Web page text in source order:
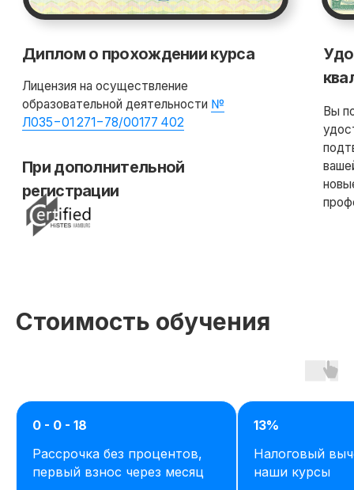
Стоимость обучения
0 - 0 - 18
Рассрочка без процентов,
первый взнос через месяц
13%
Налоговый
наши курсы